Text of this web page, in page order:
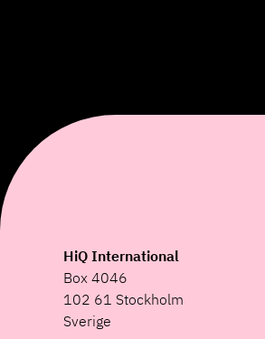
HiQ International
Box 4046
102 61 Stockholm
Sverige